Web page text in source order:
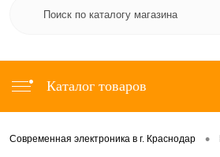
Каталог товаров
Современная электроника в г. Краснодар •